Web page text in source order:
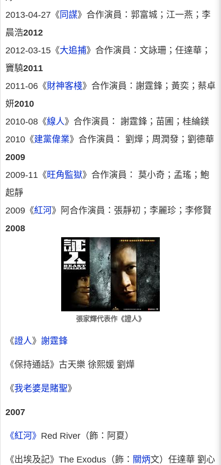
2013-04-27《 同謀》合作演員：郭富城；江一燕；李
晨浩2012
2012-03-15《大追捕》合作演員：文詠珊；任達華；
竇驍2011
2011-06《財神客棧》合作演員：謝霆鋒；黃奕；蔡卓
妍2010
2010-08《線人》合作演員： 謝霆鋒；苗圃；桂綸鎂
2010《建黨偉業》合作演員： 劉燁；周潤發；劉德華
2009
2009-11《旺角監獄》合作演員： 莫小奇；孟瑤；鮑
起靜
2009《紅河 》阿合作演員：張靜初；李麗珍；李修賢
2008
張家輝代表作《證人》
《證人》 謝霆鋒
《保持通話》古天樂 徐熙媛 劉燁
《我老婆是賭聖》
2007
《紅河》 Red River（飾：阿夏）
《出埃及記》The Exodus（飾： 關炳文）任達華 劉心